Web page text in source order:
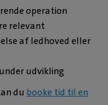
operation
relevant
af ledhoved eller
udvikling
du booke tid til en